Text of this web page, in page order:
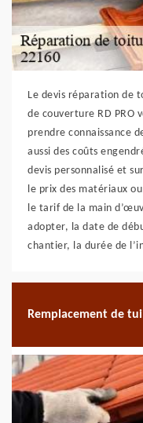
Le devis réparation de
de couverture RD PRO
prendre connaissance
aussi des coûts
devis personnalisé et
le prix des matériaux
le tarif de la main
adopter, la date de
chantier, la durée de
Remplacement de